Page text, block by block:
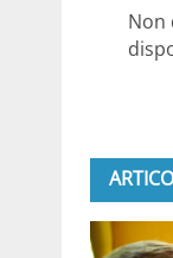
Non